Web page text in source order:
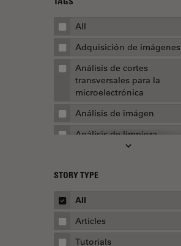
All
Adquisición de imágenes
Análisis de cortes
transversales para la
microelectrónica
Análisis de imágen
Análisis de limpieza
Apertura numérica
AR Surgery
Automoción y transporte
Biofarmacia
STORY TYPE
All
Articles
Tutorials